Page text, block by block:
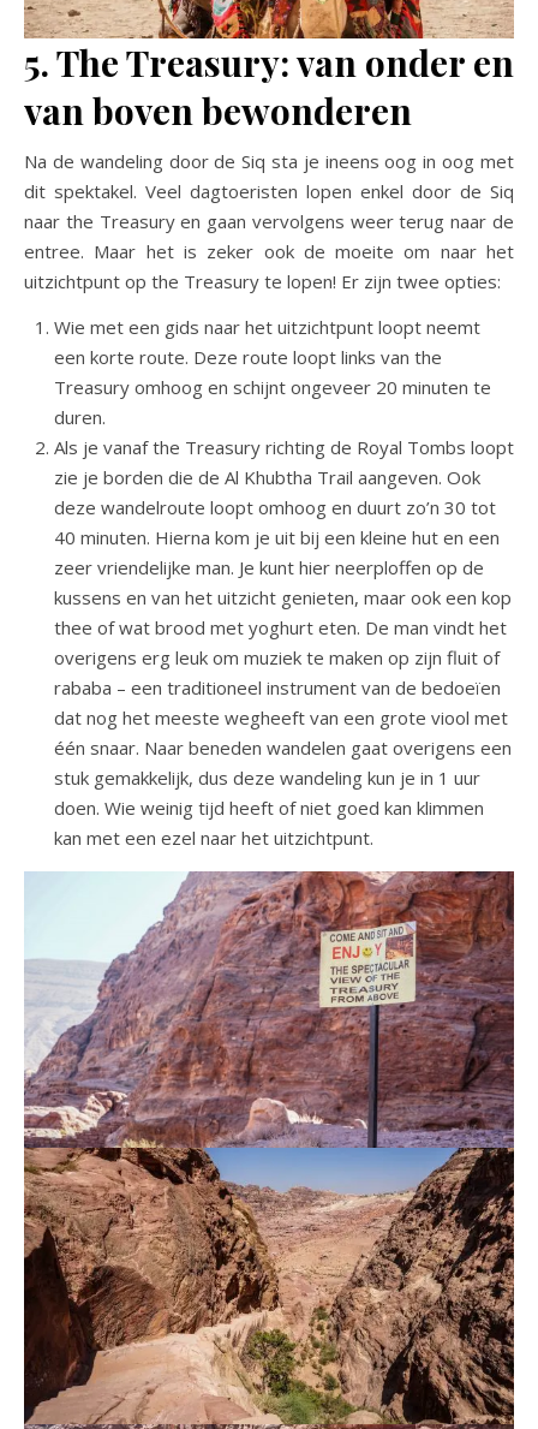
5. The Treasury: van onder en
van boven bewonderen
Na de wandeling door de Siq sta je ineens oog in oog met
dit spektakel. Veel dagtoeristen lopen enkel door de Siq
naar the Treasury en gaan vervolgens weer terug naar de
entree. Maar het is zeker ook de moeite om naar het
uitzichtpunt op the Treasury te lopen! Er zijn twee opties:
Wie met een gids naar het uitzichtpunt loopt neemt
een korte route. Deze route loopt links van the
Treasury omhoog en schijnt ongeveer 20 minuten te
duren.
Als je vanaf the Treasury richting de Royal Tombs loopt
zie je borden die de Al Khubtha Trail aangeven. Ook
deze wandelroute loopt omhoog en duurt zo’n 30 tot
40 minuten. Hierna kom je uit bij een kleine hut en een
zeer vriendelijke man. Je kunt hier neerploffen op de
kussens en van het uitzicht genieten, maar ook een kop
thee of wat brood met yoghurt eten. De man vindt het
overigens erg leuk om muziek te maken op zijn fluit of
rababa – een traditioneel instrument van de bedoeïen
dat nog het meeste wegheeft van een grote viool met
één snaar. Naar beneden wandelen gaat overigens een
stuk gemakkelijk, dus deze wandeling kun je in 1 uur
doen. Wie weinig tijd heeft of niet goed kan klimmen
kan met een ezel naar het uitzichtpunt.